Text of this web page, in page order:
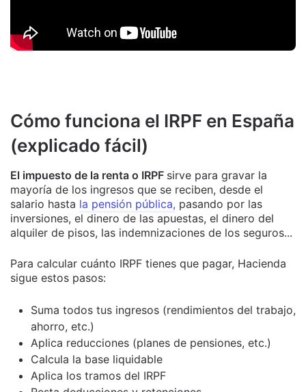
Cómo funciona el IRPF en España
(explicado fácil)
El impuesto de la renta o IRPF sirve para gravar la
mayoría de los ingresos que se reciben, desde el
salario hasta la pensión pública, pasando por las
inversiones, el dinero de las apuestas, el dinero del
alquiler de pisos, las indemnizaciones de los seguros...
Para calcular cuánto IRPF tienes que pagar, Hacienda
sigue estos pasos:
Suma todos tus ingresos (rendimientos del trabajo,
ahorro, etc.)
Aplica reducciones (planes de pensiones, etc.)
Calcula la base liquidable
Aplica los tramos del IRPF